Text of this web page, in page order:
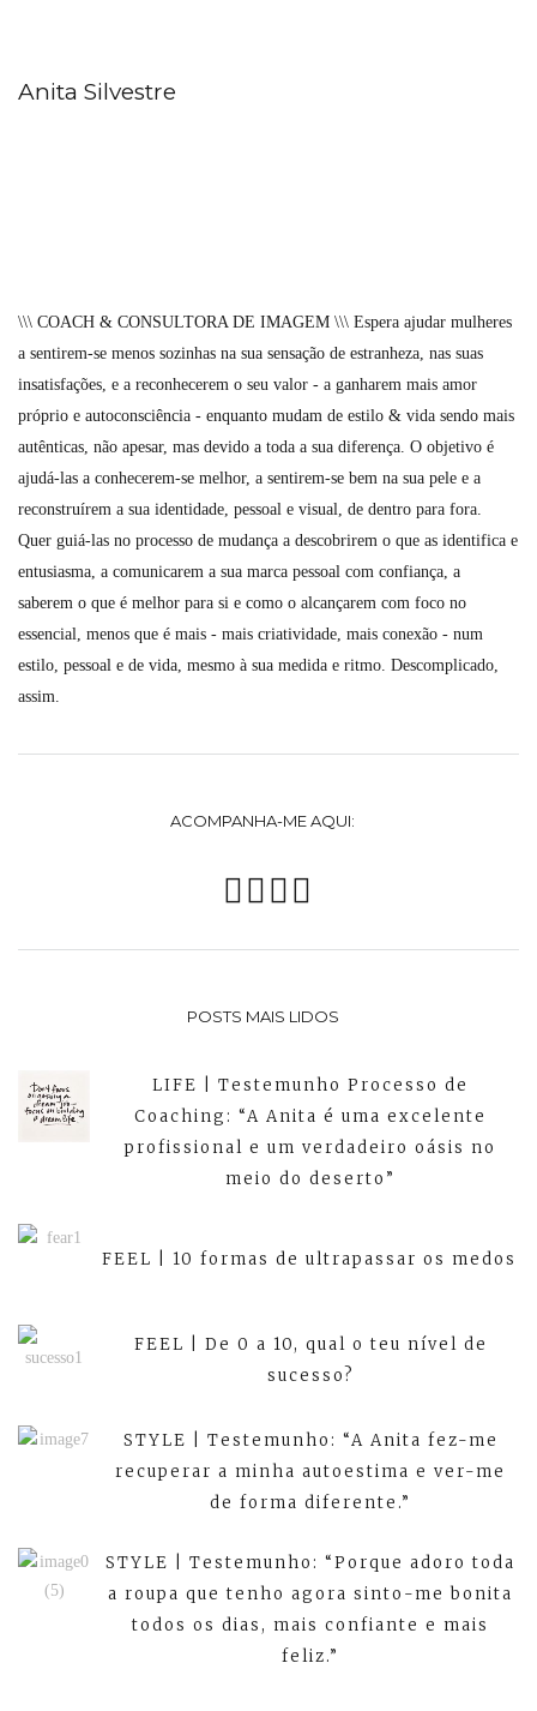
Anita Silvestre
\\\ COACH & CONSULTORA DE IMAGEM \\\ Espera ajudar mulheres
a sentirem-se menos sozinhas na sua sensação de estranheza, nas suas
insatisfações, e a reconhecerem o seu valor - a ganharem mais amor
próprio e autoconsciência - enquanto mudam de estilo & vida sendo mais
autênticas, não apesar, mas devido a toda a sua diferença. O objetivo é
ajudá-las a conhecerem-se melhor, a sentirem-se bem na sua pele e a
reconstruírem a sua identidade, pessoal e visual, de dentro para fora.
Quer guiá-las no processo de mudança a descobrirem o que as identifica e
entusiasma, a comunicarem a sua marca pessoal com confiança, a
saberem o que é melhor para si e como o alcançarem com foco no
essencial, menos que é mais - mais criatividade, mais conexão - num
estilo, pessoal e de vida, mesmo à sua medida e ritmo. Descomplicado,
assim.
ACOMPANHA-ME AQUI:
POSTS MAIS LIDOS
LIFE | Testemunho Processo de
Coaching: “A Anita é uma excelente
profissional e um verdadeiro oásis no
meio do deserto”
FEEL | 10 formas de ultrapassar os medos
FEEL | De 0 a 10, qual o teu nível de
sucesso?
STYLE | Testemunho: “A Anita fez-me
recuperar a minha autoestima e ver-me
de forma diferente.”
STYLE | Testemunho: “Porque adoro toda
a roupa que tenho agora sinto-me bonita
todos os dias, mais confiante e mais
feliz.”